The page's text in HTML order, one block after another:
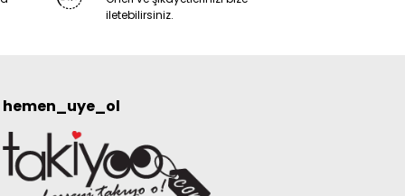
iletebilirsiniz.
hemen_uye_ol